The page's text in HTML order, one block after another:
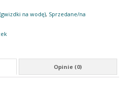
na wodę), Sprzedane/na
Opinie (0)